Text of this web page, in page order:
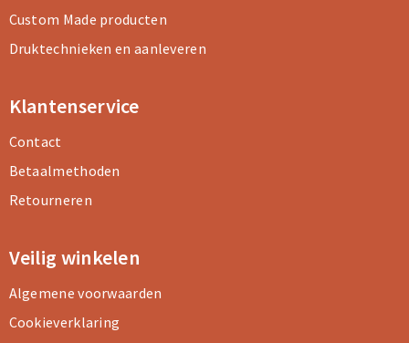
Custom Made producten
Druktechnieken en aanleveren
Klantenservice
Contact
Betaalmethoden
Retourneren
Veilig winkelen
Algemene voorwaarden
Cookieverklaring